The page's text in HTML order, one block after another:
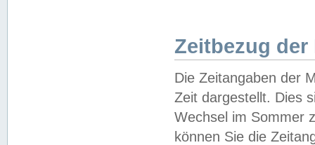
Zeitbezug der
Die Zeitangaben der
Zeit dargestellt. Dies
Wechsel im Sommer
können Sie die